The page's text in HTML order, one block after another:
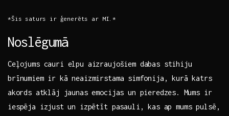
*Šis saturs ir ģenerēts ar MI.*
Noslēgumā
Ceļojums cauri elpu aizraujošiem dabas stihiju
brīnumiem ir kā neaizmirstama⁢ simfonija, kurā katrs
⁣akords atklāj jaunas emocijas un ‍pieredzes.⁣ Mums⁣ ir⁤
iespēja ​izjust⁤ un izpētīt pasauli, kas ap mums pulsē,